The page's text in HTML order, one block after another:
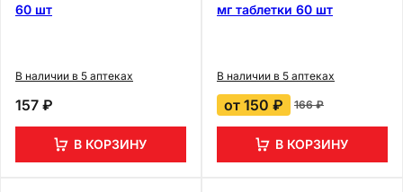
60 шт
В наличии в 5 аптеках
157 ₽
В КОРЗИНУ
мг таблетки 60 шт
В наличии в 5 аптеках
от 150 ₽ 166 ₽
В КОРЗИНУ